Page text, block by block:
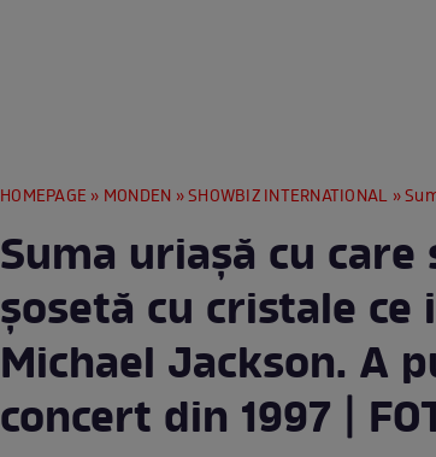
HOMEPAGE » MONDEN »SHOWBIZ INTERNATIONAL » Suma
Suma uriașă cu
șosetă cu cristale
Michael Jackson. A
concert din 1997 |